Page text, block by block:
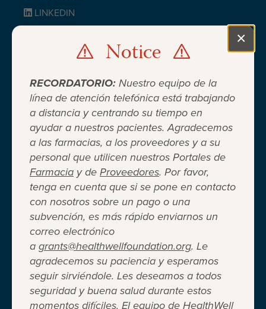
Notice
RECORDATORIO: Nuestro equipo de la
línea de atención telefónica está trabajando
a distancia y centrando su tiempo en
ayudar a nuestros pacientes. Agradecemos
a las farmacias, a los proveedores y a su
personal que utilicen nuestros Portales de
Farmacia y de Proveedores. Por favor,
tenga en cuenta que si se pone en contacto
con nosotros sobre un pago o una
subvención, es más rápido enviarnos un
correo electrónico
a grants@healthwellfoundation.org. Le
agradecemos su paciencia y esperamos
seguir sirviéndole. Les deseamos a todos
seguridad y buena salud durante estos
momentos difíciles. El equipo de HealthWell
×
Cuando el seguro médico no es
suficiente ®
Entidad 501(c)(3) independiente sin fines de lucro
que brinda asistencia financiera a adultos y niños
para cubrir el costo del coseguro de los
medicamentos recetados, copagos, deducibles,
primas de seguro médico y otros gastos médicos
directos de su bolsillo seleccionados.
LINKEDIN
Terms of Use Privacy Policy Accessibility